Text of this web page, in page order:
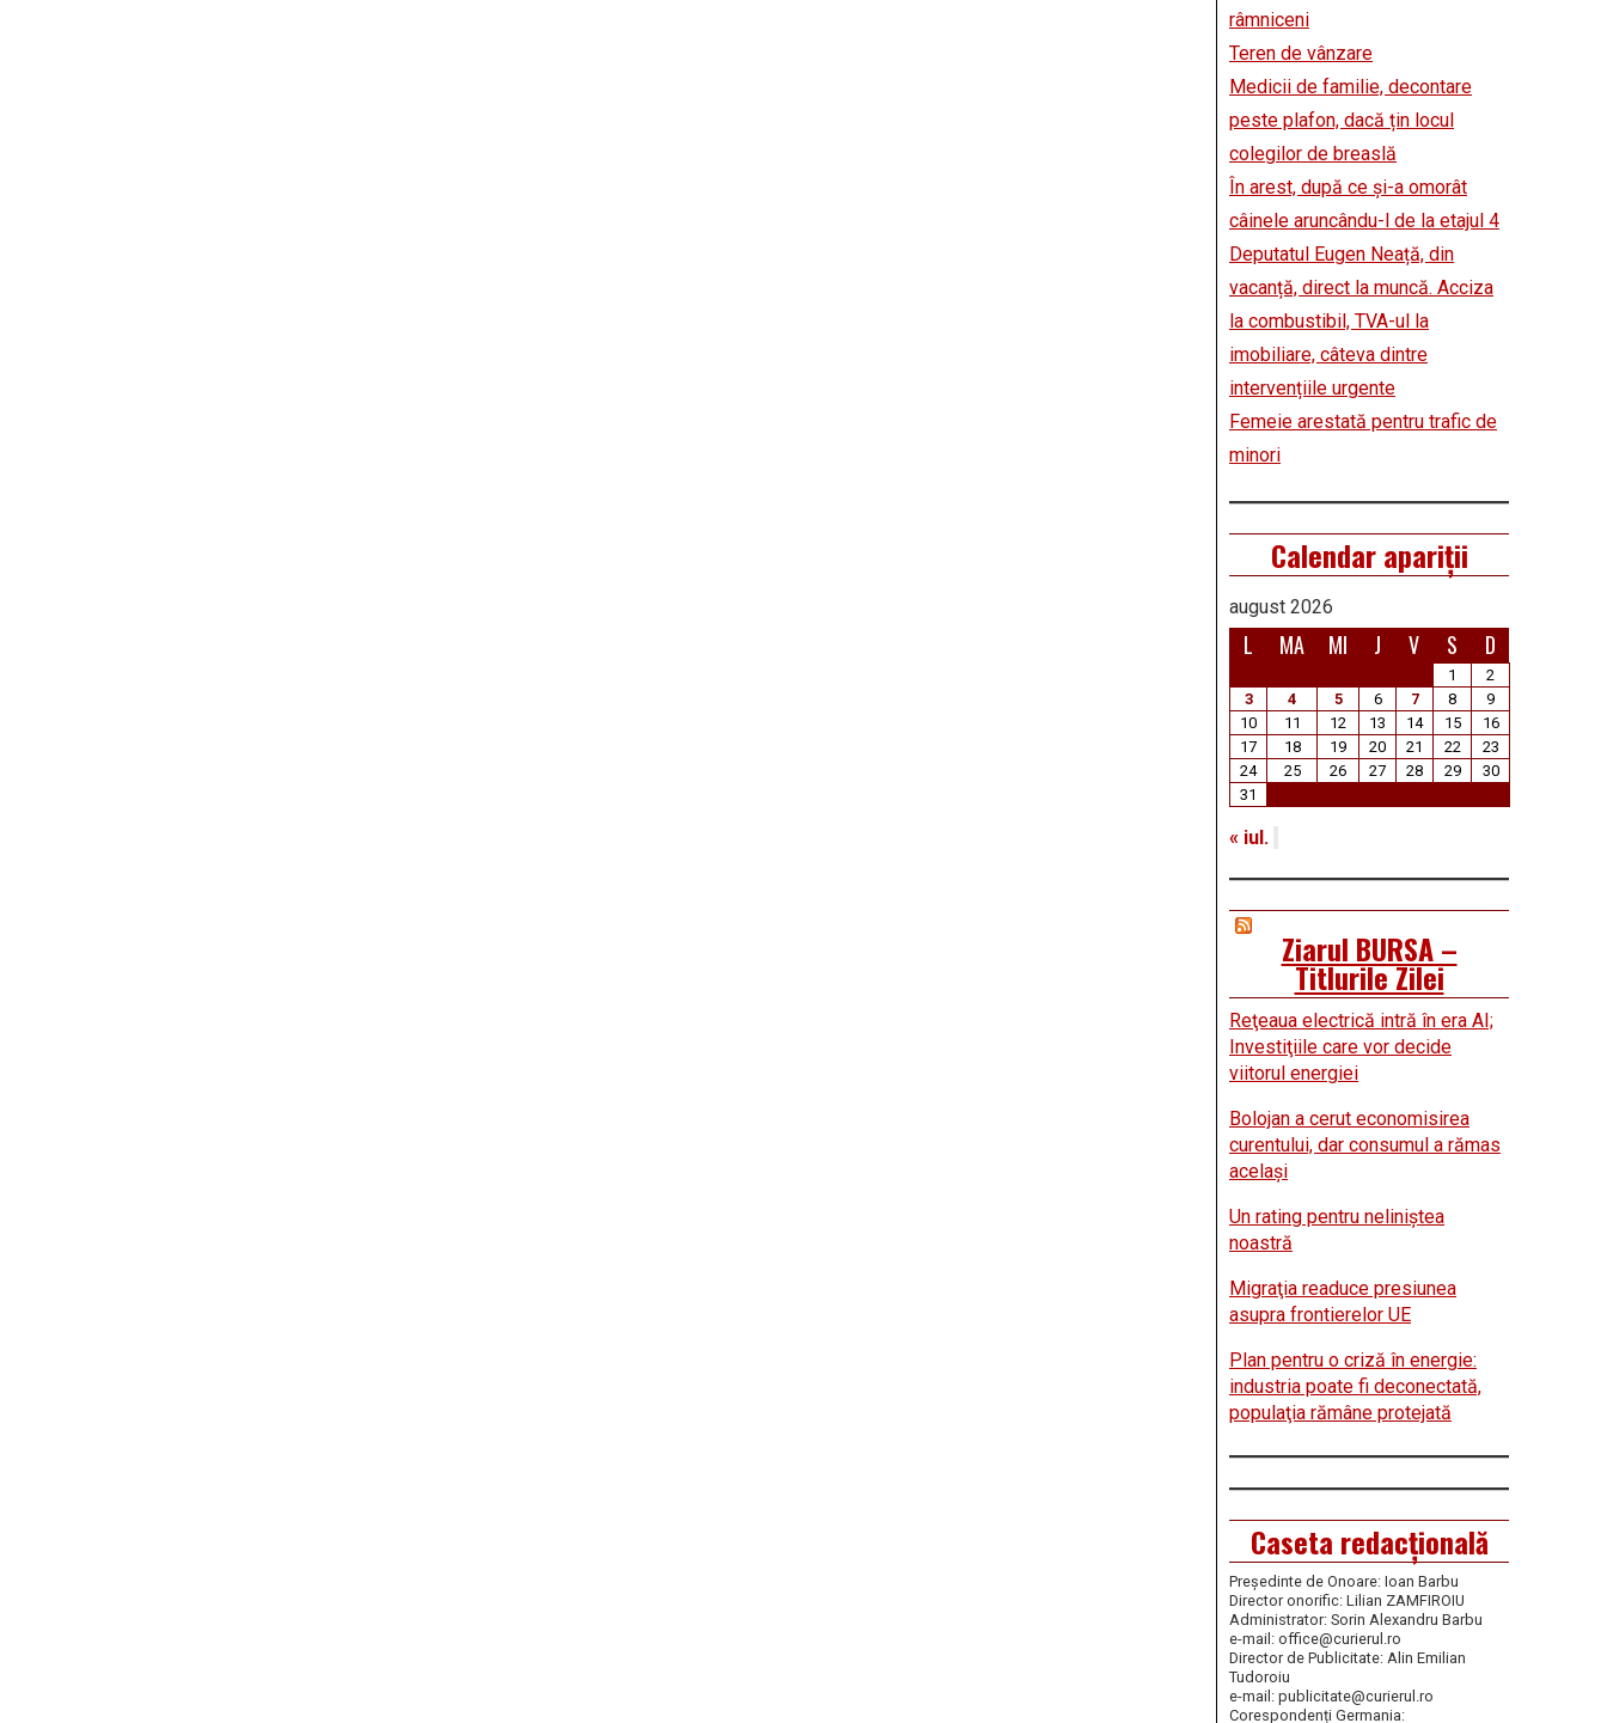
râmniceni
Teren de vânzare
Medicii de familie, decontare
peste plafon, dacă țin locul
colegilor de breaslă
În arest, după ce și-a omorât
câinele aruncându-l de la etajul 4
Deputatul Eugen Neață, din
vacanță, direct la muncă. Acciza
la combustibil, TVA-ul la
imobiliare, câteva dintre
intervențiile urgente
Femeie arestată pentru trafic de
minori
Calendar apariții
august 2026
L MA MI J V S D
1
2
3
4 5 6 7 8
9
10
11 12 13 14 15
16
17
18 19 20 21 22
23
24
25 26 27 28 29
30
31
« iul.
Ziarul BURSA –
Titlurile Zilei
Reţeaua electrică intră în era AI;
Investiţiile care vor decide
viitorul energiei
Bolojan a cerut economisirea
curentului, dar consumul a rămas
acelaşi
Un rating pentru neliniştea
noastră
Migraţia readuce presiunea
asupra frontierelor UE
Plan pentru o criză în energie:
industria poate fi deconectată,
populaţia rămâne protejată
Caseta redacțională
Președinte de Onoare: Ioan Barbu
Director onorific: Lilian ZAMFIROIU
Administrator: Sorin Alexandru Barbu
e-mail: office@curierul.ro
Director de Publicitate: Alin Emilian
Tudoroiu
e-mail: publicitate@curierul.ro
Corespondenți Germania: